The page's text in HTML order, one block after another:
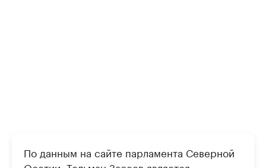
По данным на сайте парламента Северной